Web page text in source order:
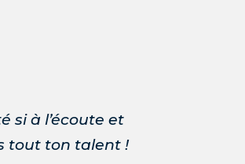
si à l’écoute et
tout ton talent !